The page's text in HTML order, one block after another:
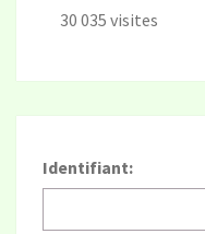
30 035 visites
Identifiant: